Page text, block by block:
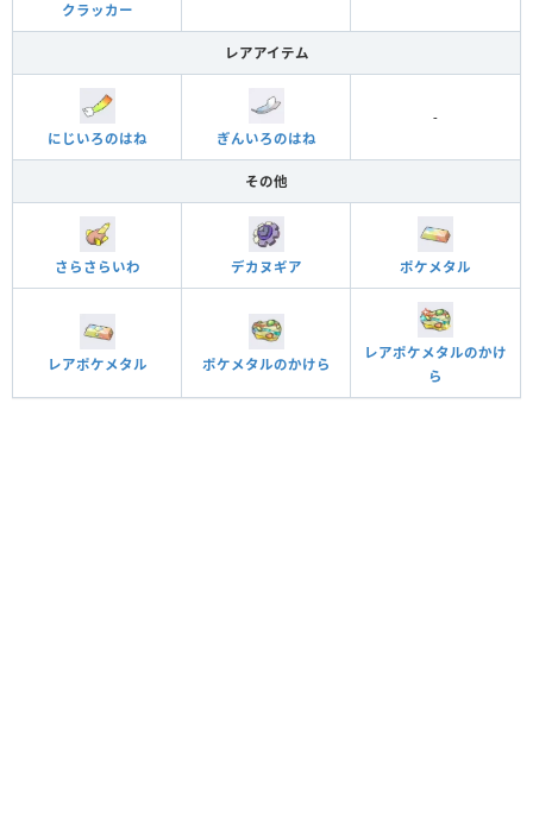
クラッカー
レアアイテム
にじいろのはね ぎんいろのはね
-
その他
さらさらいわ デカヌギア ポケメタル
レアポケメタル ポケメタルのかけら
レアポケメタルのかけ
ら